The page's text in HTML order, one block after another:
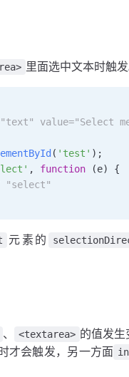
里面选中文本时触发
value="Select
( 'test' );
, function (e) {
"select"
元素的
、 <textarea> 的值发生
才会触发，另一方面